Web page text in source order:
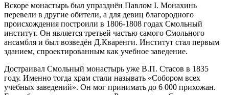
Вскоре монастырь был упразднён Павлом I. Монахинь
перевели в другие обители, а для девиц благородного
происхождения построили в 1806-1808 годах Смольный
институт. Он является третьей частью самого Смольного
ансамбля и был возведён Д.Кваренги. Институт стал первым
зданием, спроектированным как учебное заведение.
Достраивал Смольный монастырь уже В.П. Стасов в 1835
году. Именно тогда храм стали называть «Собором всех
учебных заведений». Он мог принимать до 6 000 прихожан.